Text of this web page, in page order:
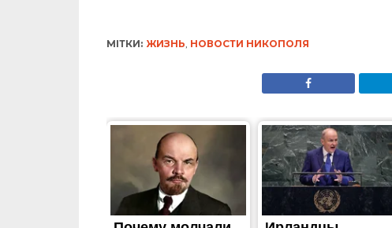
МІТКИ: ЖИЗНЬ, НОВОСТИ НИКОПОЛЯ